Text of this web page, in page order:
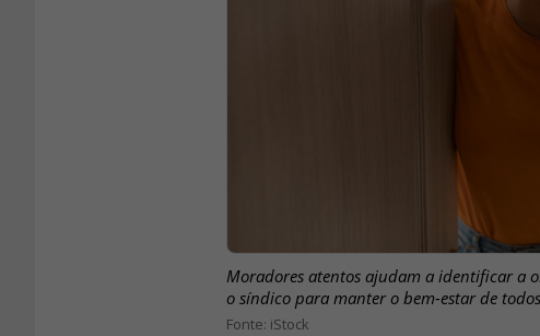
Moradores atentos ajudam a identificar a
o síndico para manter o bem-estar de todos
iStock